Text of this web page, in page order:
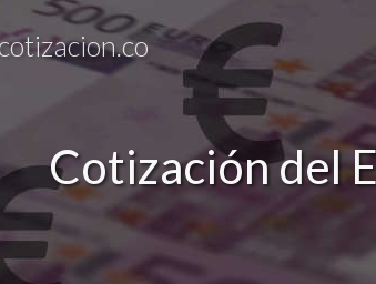
Cotización del